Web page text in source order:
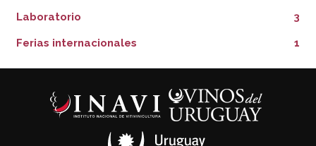
Laboratorio 3
Ferias internacionales 1